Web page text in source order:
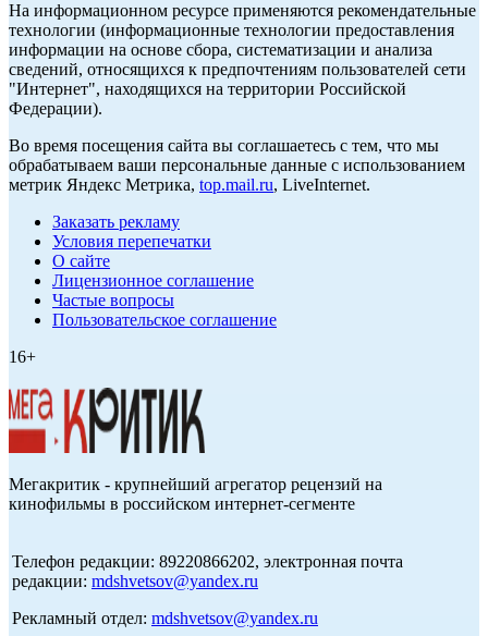
На информационном ресурсе применяются рекомендательные
технологии (информационные технологии предоставления
информации на основе сбора, систематизации и анализа
сведений, относящихся к предпочтениям пользователей сети
"Интернет", находящихся на территории Российской
Федерации).
Во время посещения сайта вы соглашаетесь с тем, что мы
обрабатываем ваши персональные данные с использованием
метрик Яндекс Метрика, top.mail.ru, LiveInternet.
Заказать рекламу
Условия перепечатки
О сайте
Лицензионное соглашение
Частые вопросы
Пользовательское соглашение
16+
Мегакритик - крупнейший агрегатор рецензий на
кинофильмы в российском интернет-сегменте
Телефон редакции: 89220866202, электронная почта
редакции: mdshvetsov@yandex.ru
Рекламный отдел: mdshvetsov@yandex.ru